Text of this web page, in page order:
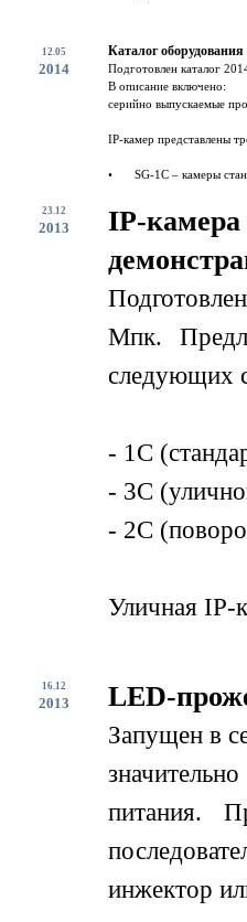
12.05
2014
Каталог
Подготовлен каталог
В описание включено:
серийно выпускаемые
IP-камер представлены
• SG-1C – камеры
23.12
2013
IP-
Мпк.
следующих
- 1С
- 3С
- 2С
Уличная IP-
16.12
2013 LED-
Запущен в
питания.
инжектор